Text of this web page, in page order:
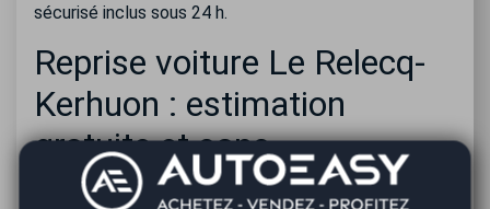
sécurisé inclus sous 24 h.
Reprise voiture Le Relecq-
Kerhuon : estimation
gratuite et sans
engagement